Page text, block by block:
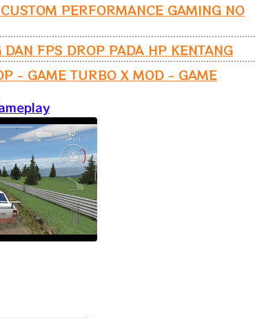
PERFORMANCE GAMING NO
FPS DROP PADA HP KENTANG
- GAME TURBO X MOD - GAME